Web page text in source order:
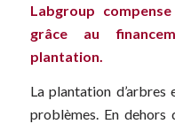
Labgroup
grâce au
plantation.
La plantation
problèmes. En dehors